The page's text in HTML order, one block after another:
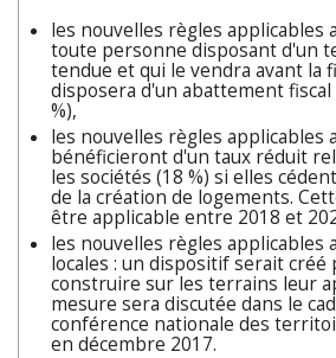
les nouvelles règles applicables
toute personne disposant d'un
tendue et qui le vendra avant la
disposera d'un abattement
%),
les nouvelles règles applicables
bénéficieront d'un taux réduit
les sociétés (18 %) si elles
de la création de logements.
être applicable entre 2018 et
les nouvelles règles applicables
locales : un dispositif serait créé
construire sur les terrains leur
mesure sera discutée dans le
conférence nationale des
en décembre 2017.